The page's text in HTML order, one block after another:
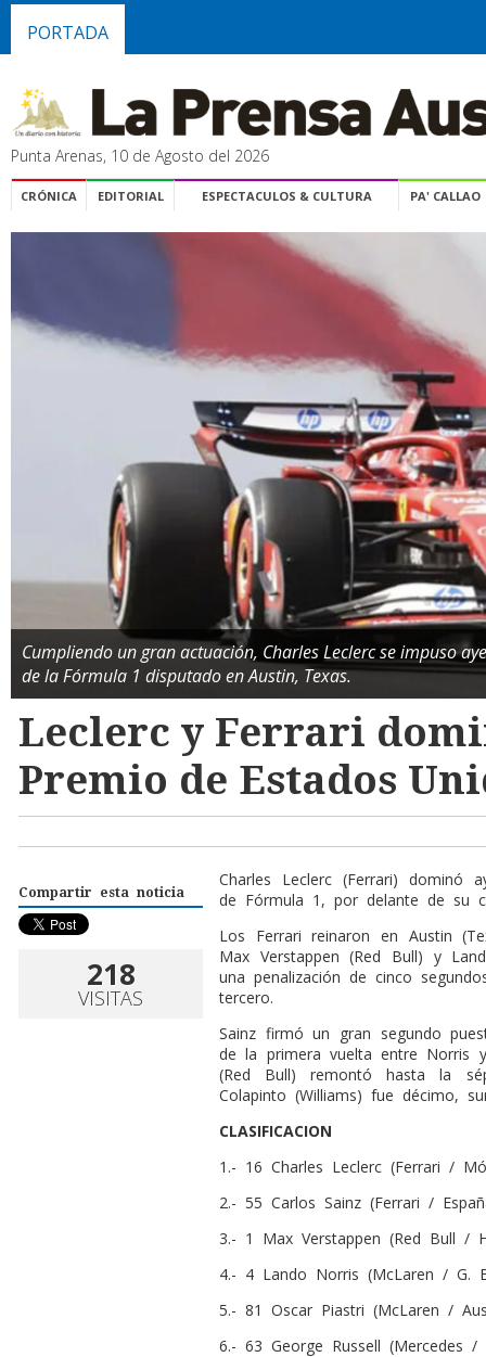
PORTADA
Punta Arenas, 10 de Agosto del 2026
CRÓNICA EDITORIAL ESPECTACULOS & CULTURA PA' CALLAO
Cumpliendo un gran actuación, Charles Leclerc se impuso
de la Fórmula 1 disputado en Austin, Texas.
Leclerc y Ferrari
Premio de Estados
Compartir esta noticia
218
VISITAS
Charles Leclerc (Ferrari) dominó
de Fórmula 1, por delante de su
Los Ferrari reinaron en Austin
Max Verstappen (Red Bull) y
una penalización de cinco
tercero.
Sainz firmó un gran segundo
de la primera vuelta entre Norris
(Red Bull) remontó hasta la
Colapinto (Williams) fue décimo,
CLASIFICACION
1.- 16 Charles Leclerc (Ferrari /
2.- 55 Carlos Sainz (Ferrari /
3.- 1 Max Verstappen (Red Bull /
4.- 4 Lando Norris (McLaren / G.
5.- 81 Oscar Piastri (McLaren /
6.- 63 George Russell (Mercedes /